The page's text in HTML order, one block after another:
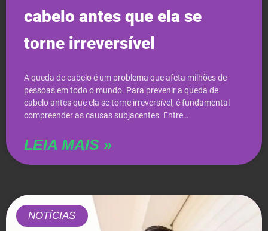
cabelo antes que ela se
torne irreversível
A queda de cabelo é um problema que afeta milhões de
pessoas em todo o mundo. Para prevenir a queda de
cabelo antes que ela se torne irreversível, é fundamental
compreender as causas subjacentes. Entre…
LEIA MAIS »
NOTÍCIAS